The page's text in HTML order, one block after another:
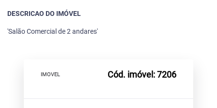
DESCRICAO DO IMÓVEL
'Salão Comercial de 2 andares'
IMOVEL Cód. imóvel: 7206